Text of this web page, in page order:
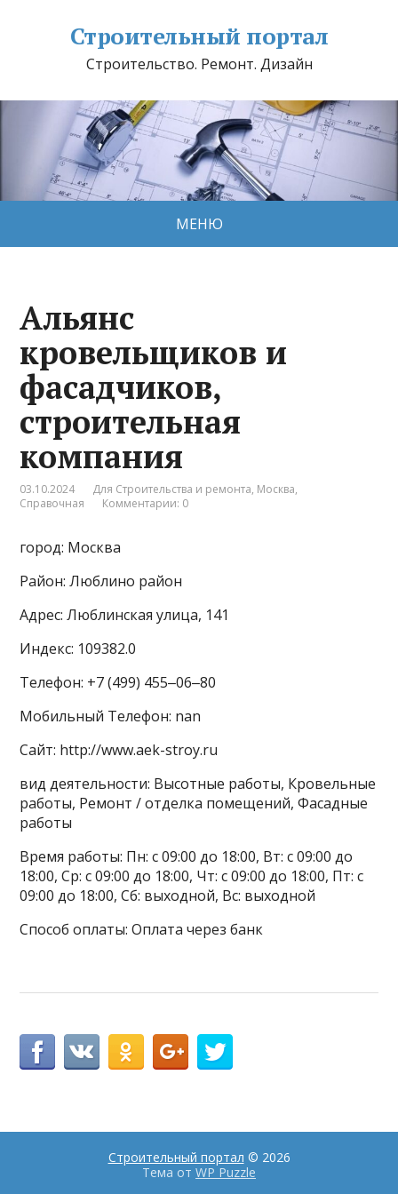
Строительный портал
Строительство. Ремонт. Дизайн
МЕНЮ
Альянс
кровельщиков и
фасадчиков,
строительная
компания
03.10.2024 Для Строительства и ремонта, Москва,
Справочная
Комментарии: 0
город: Москва
Район: Люблино район
Адрес: Люблинская улица, 141
Индекс: 109382.0
Телефон: +7 (499) 455‒06‒80
Мобильный Телефон: nan
Сайт: http://www.aek-stroy.ru
вид деятельности: Высотные работы, Кровельные
работы, Ремонт / отделка помещений, Фасадные
работы
Время работы: Пн: с 09:00 до 18:00, Вт: с 09:00 до
18:00, Ср: с 09:00 до 18:00, Чт: с 09:00 до 18:00, Пт: с
09:00 до 18:00, Сб: выходной, Вс: выходной
Способ оплаты: Оплата через банк
Строительный портал © 2026
Тема от WP Puzzle